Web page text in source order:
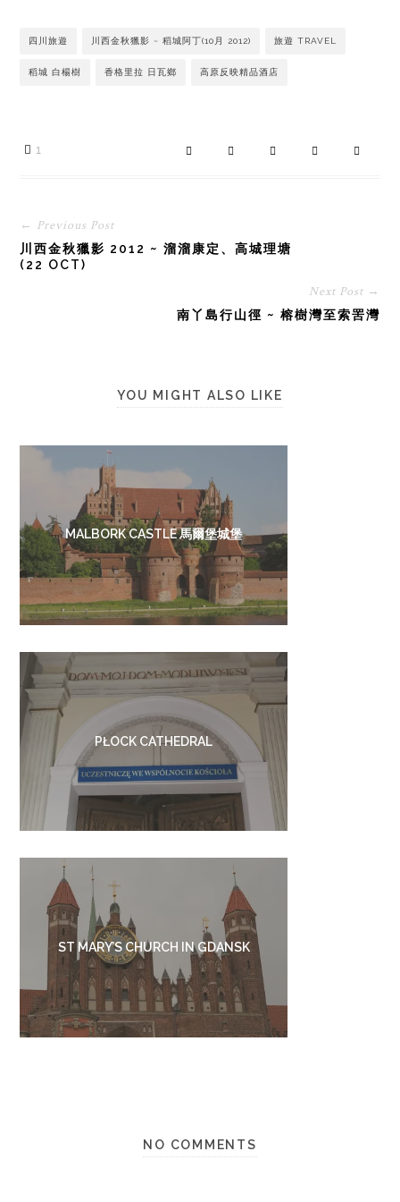
四川旅遊 川西金秋獵影 ~ 稻城阿丁(10月 2012) 旅遊 TRAVEL
稻城 白楊樹 香格里拉 日瓦鄉 高原反映精品酒店
1
← Previous Post
川西金秋獵影 2012 ~ 溜溜康定、高城理塘
(22 OCT)
Next Post →
南丫島行山徑 ~ 榕樹灣至索罟灣
YOU MIGHT ALSO LIKE
MALBORK CASTLE 馬爾堡城堡
PŁOCK CATHEDRAL
ST MARY’S CHURCH IN GDANSK
NO COMMENTS